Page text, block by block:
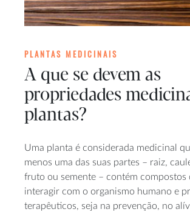
PLANTAS MEDICINAIS
A que se devem as
propriedades
plantas?
Uma planta é considerada medicinal
menos uma das suas partes – raiz,
fruto ou semente – contém compostos
interagir com o organismo humano e
terapêuticos, seja na prevenção, no